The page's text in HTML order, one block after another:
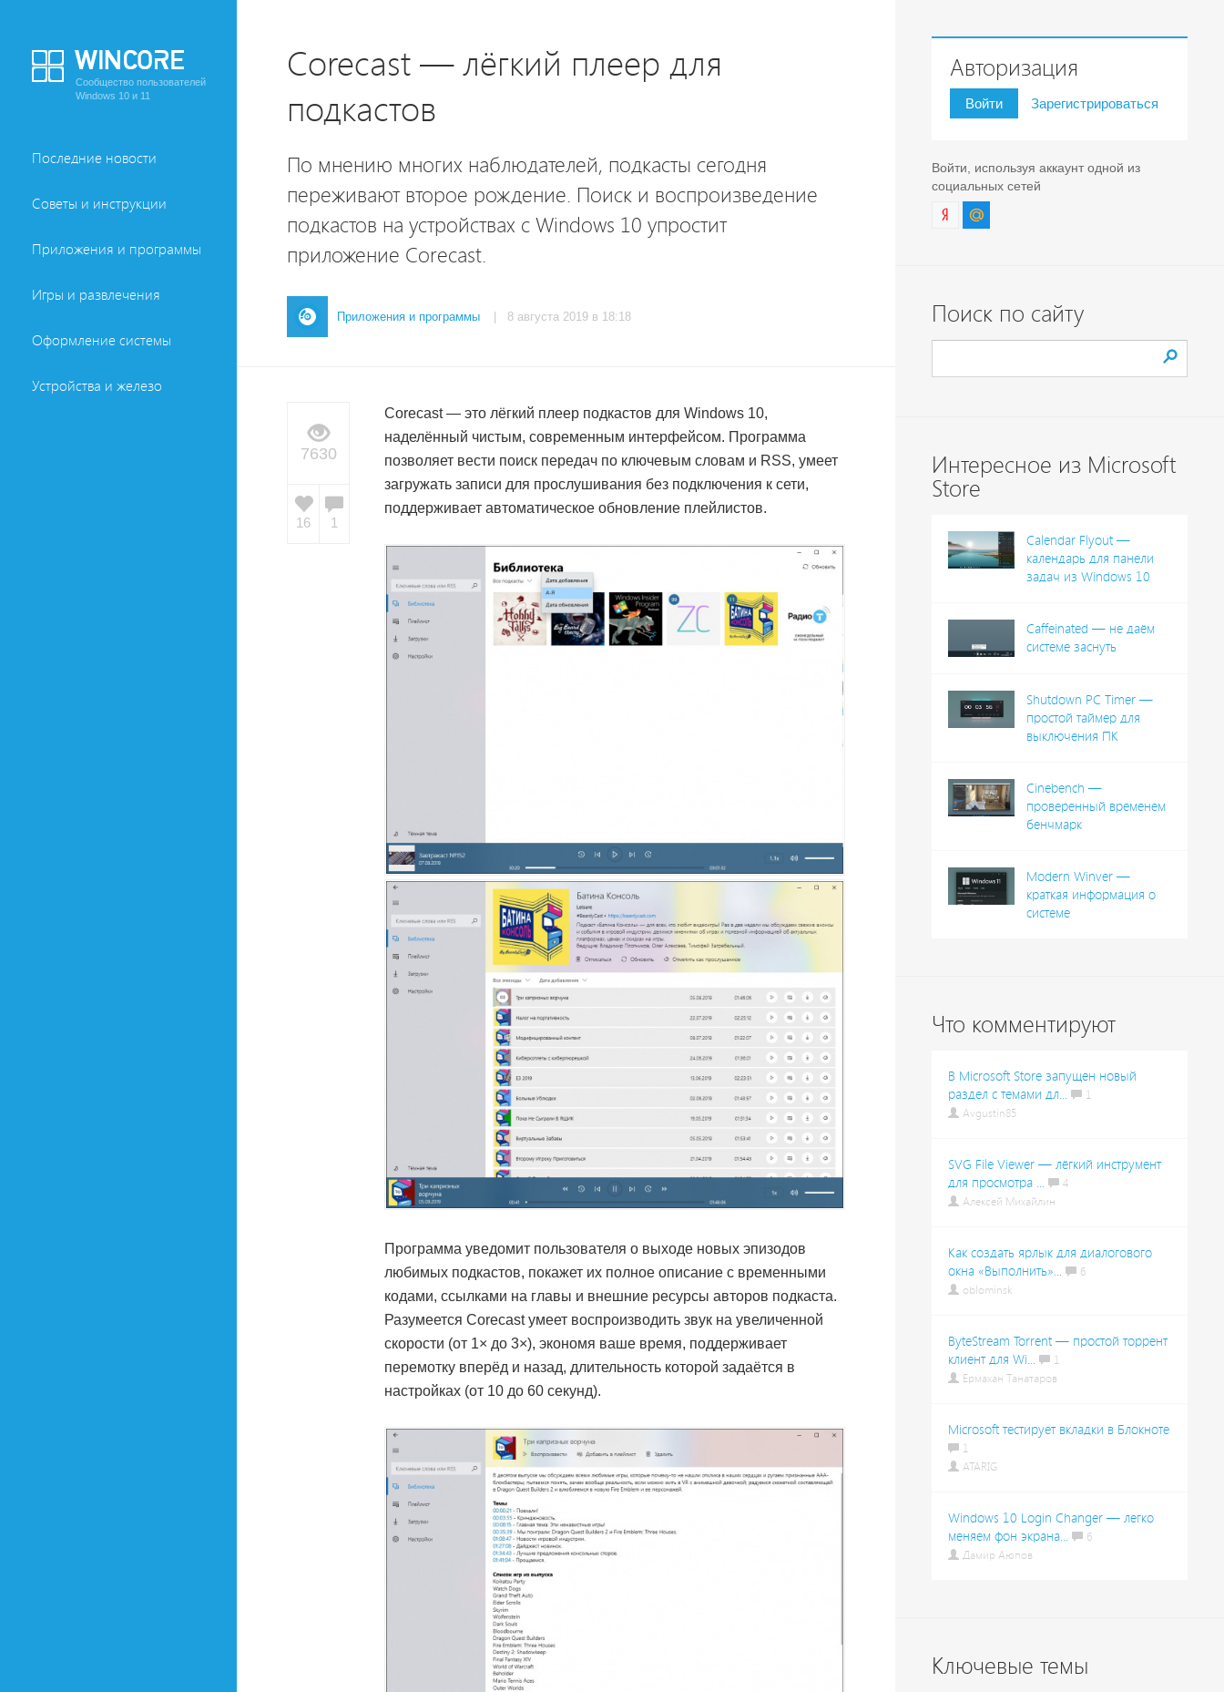
Сообщество пользователей
Windows 10 и 11
Последние новости
Советы и инструкции
Приложения и программы
Игры и развлечения
Оформление системы
Устройства и железо
Corecast — лёгкий плеер для
подкастов
По мнению многих наблюдателей, подкасты сегодня
переживают второе рождение. Поиск и воспроизведение
подкастов на устройствах с Windows 10 упростит
приложение Corecast.
Приложения и программы | 8 августа 2019 в 18:18
7630
16 1
Corecast — это лёгкий плеер подкастов для Windows 10,
наделённый чистым, современным интерфейсом. Программа
позволяет вести поиск передач по ключевым словам и RSS, умеет
загружать записи для прослушивания без подключения к сети,
поддерживает автоматическое обновление плейлистов.
Программа уведомит пользователя о выходе новых эпизодов
любимых подкастов, покажет их полное описание с временными
кодами, ссылками на главы и внешние ресурсы авторов подкаста.
Разумеется Corecast умеет воспроизводить звук на увеличенной
скорости (от 1× до 3×), экономя ваше время, поддерживает
перемотку вперёд и назад, длительность которой задаётся в
настройках (от 10 до 60 секунд).
Авторизация
Войти Зарегистрироваться
Войти, используя аккаунт одной из
социальных сетей
Поиск по сайту
Интересное из Microsoft
Store
Calendar Flyout —
календарь для панели
задач из Windows 10
Caffeinated — не даём
системе заснуть
Shutdown PC Timer —
простой таймер для
выключения ПК
Cinebench —
проверенный временем
бенчмарк
Modern Winver —
краткая информация о
системе
Что комментируют
В Microsoft Store запущен новый
раздел с темами дл...
1
Avgustin85
SVG File Viewer — лёгкий инструмент
для просмотра ...
4
Алексей Михайлин
Как создать ярлык для диалогового
окна «Выполнить»...
6
oblominsk
ByteStream Torrent — простой торрент
клиент для Wi...
1
Ермахан Танатаров
Microsoft тестирует вкладки в Блокноте
1
ATARIG
Windows 10 Login Changer — легко
меняем фон экрана...
6
Дамир Аюпов
Ключевые темы